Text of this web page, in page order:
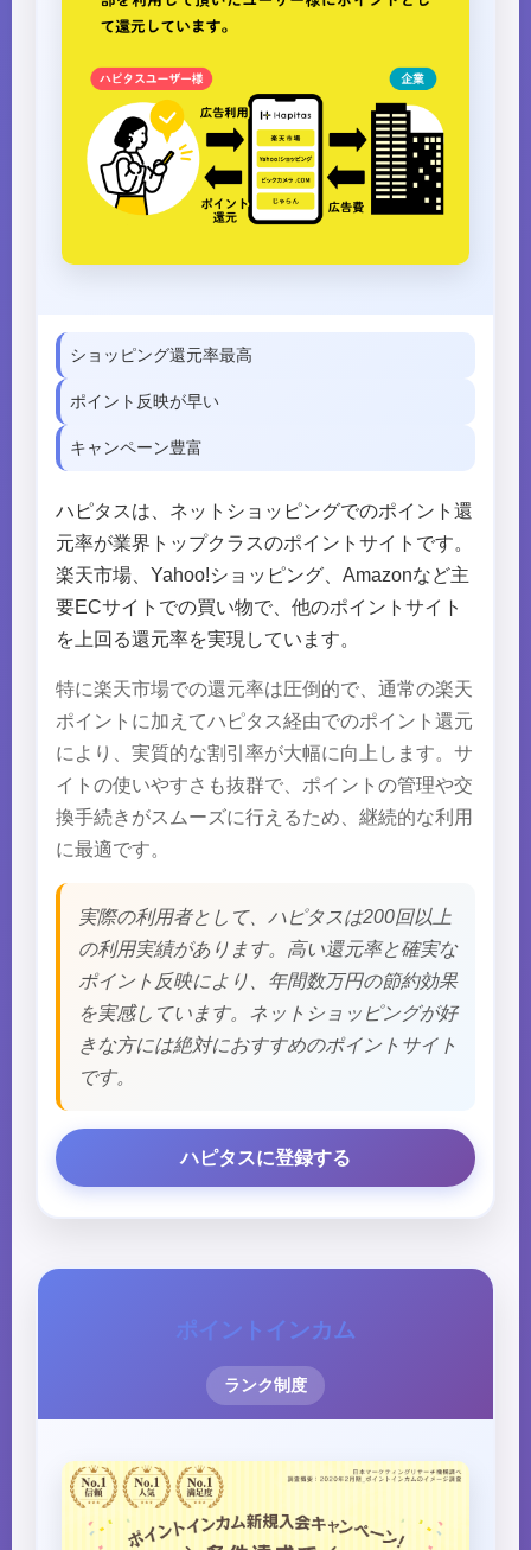
ショッピング還元率最高
ポイント反映が早い
キャンペーン豊富
ハピタスは、ネットショッピングでのポイント還
元率が業界トップクラスのポイントサイトです。
楽天市場、Yahoo!ショッピング、Amazonなど主
要ECサイトでの買い物で、他のポイントサイト
を上回る還元率を実現しています。
特に楽天市場での還元率は圧倒的で、通常の楽天
ポイントに加えてハピタス経由でのポイント還元
により、実質的な割引率が大幅に向上します。サ
イトの使いやすさも抜群で、ポイントの管理や交
換手続きがスムーズに行えるため、継続的な利用
に最適です。
実際の利用者として、ハピタスは200回以上
の利用実績があります。高い還元率と確実な
ポイント反映により、年間数万円の節約効果
を実感しています。ネットショッピングが好
きな方には絶対におすすめのポイントサイト
です。
ハピタスに登録する
ポイントインカム
ランク制度